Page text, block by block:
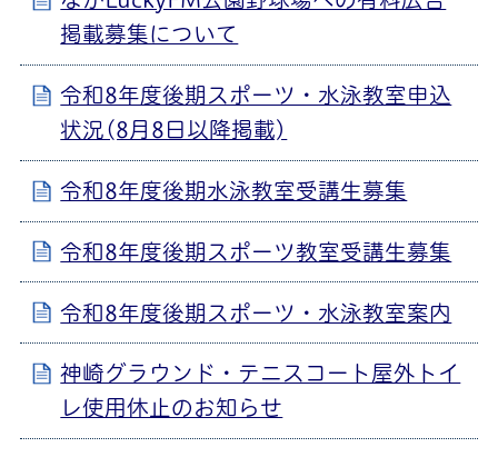
掲載募集について
令和8年度後期スポーツ・水泳教室申込
状況(8月8日以降掲載)
令和8年度後期水泳教室受講生募集
令和8年度後期スポーツ教室受講生募集
令和8年度後期スポーツ・水泳教室案内
神崎グラウンド・テニスコート屋外トイ
レ使用休止のお知らせ